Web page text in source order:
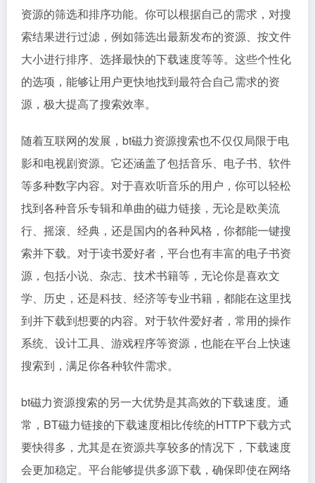
资源的筛选和排序功能。你可以根据自己的需求，对搜
索结果进行过滤，例如筛选出最新发布的资源、按文件
大小进行排序、选择最快的下载速度等等。这些个性化
的选项，能够让用户更快地找到最符合自己需求的资
源，极大提高了搜索效率。
随着互联网的发展，bt磁力资源搜索也不仅仅局限于电
影和电视剧资源。它还涵盖了包括音乐、电子书、软件
等多种数字内容。对于喜欢听音乐的用户，你可以轻松
找到各种音乐专辑和单曲的磁力链接，无论是欧美流
行、摇滚、经典，还是国内的各种风格，你都能一键搜
索并下载。对于读书爱好者，平台也有丰富的电子书资
源，包括小说、杂志、技术书籍等，无论你是喜欢文
学、历史，还是科技、经济等专业书籍，都能在这里找
到并下载到想要的内容。对于软件爱好者，常用的操作
系统、设计工具、游戏程序等资源，也能在平台上快速
搜索到，满足你各种软件需求。
bt磁力资源搜索的另一大优势是其高效的下载速度。通
常，BT磁力链接的下载速度相比传统的HTTP下载方式
要快得多，尤其是在资源共享较多的情况下，下载速度
会更加稳定。平台能够提供多源下载，确保即使在网络